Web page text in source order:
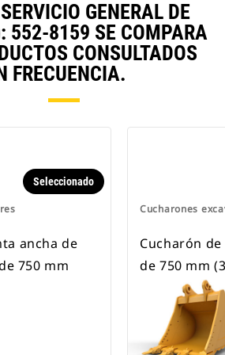
GENERAL DE
552-8159 SE COMPARA
CONSULTADOS
FRECUENCIA.
Seleccionado
ancha de
750 mm
Cucharones
Cucharón
de 750 mm